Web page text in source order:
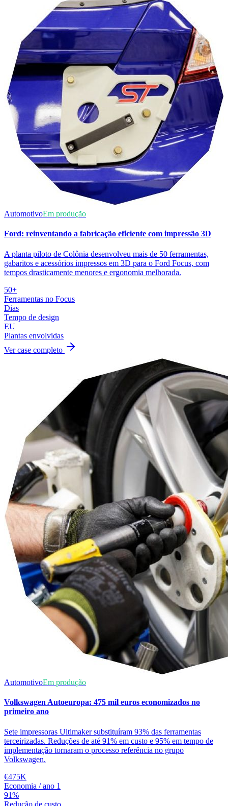
AutomotivoEm produção
Ford: reinventando a fabricação eficiente com impressão 3D
A planta piloto de Colônia desenvolveu mais de 50 ferramentas,
gabaritos e acessórios impressos em 3D para o Ford Focus, com
tempos drasticamente menores e ergonomia melhorada.
50+
Ferramentas no Focus
Dias
Tempo de design
EU
Plantas envolvidas
Ver case completo
AutomotivoEm produção
Volkswagen Autoeuropa: 475 mil euros economizados no
primeiro ano
Sete impressoras Ultimaker substituíram 93% das ferramentas
terceirizadas. Reduções de até 91% em custo e 95% em tempo de
implementação tornaram o processo referência no grupo
Volkswagen.
€475K
Economia / ano 1
91%
Redução de custo